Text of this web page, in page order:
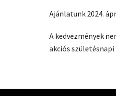
Ajánlatunk 2024.
A kedvezmények
akciós